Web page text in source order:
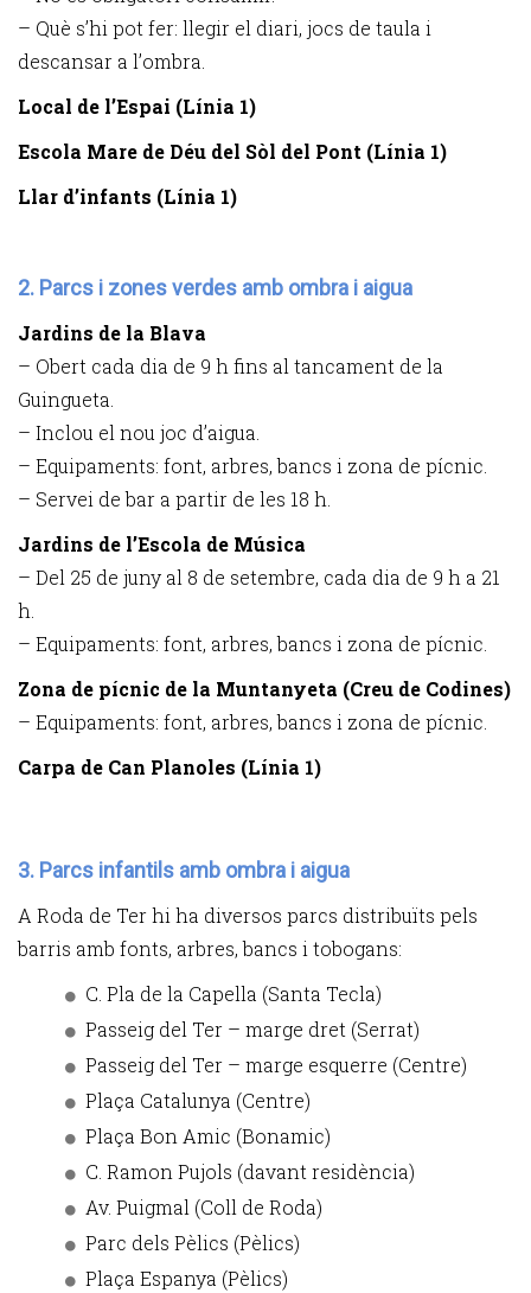
– Què s’hi pot fer: llegir el diari, jocs de taula i
descansar a l’ombra.
Local de l’Espai (Línia 1)
Escola Mare de Déu del Sòl del Pont (Línia 1)
Llar d’infants (Línia 1)
2. Parcs i zones verdes amb ombra i aigua
Jardins de la Blava
– Obert cada dia de 9 h fins al tancament de la
Guingueta.
– Inclou el nou joc d’aigua.
– Equipaments: font, arbres, bancs i zona de pícnic.
– Servei de bar a partir de les 18 h.
Jardins de l’Escola de Música
– Del 25 de juny al 8 de setembre, cada dia de 9 h a 21
h.
– Equipaments: font, arbres, bancs i zona de pícnic.
Zona de pícnic de la Muntanyeta (Creu de Codines)
– Equipaments: font, arbres, bancs i zona de pícnic.
Carpa de Can Planoles (Línia 1)
3. Parcs infantils amb ombra i aigua
A Roda de Ter hi ha diversos parcs distribuïts pels
barris amb fonts, arbres, bancs i tobogans:
C. Pla de la Capella (Santa Tecla)
Passeig del Ter – marge dret (Serrat)
Passeig del Ter – marge esquerre (Centre)
Plaça Catalunya (Centre)
Plaça Bon Amic (Bonamic)
C. Ramon Pujols (davant residència)
Av. Puigmal (Coll de Roda)
Parc dels Pèlics (Pèlics)
Plaça Espanya (Pèlics)